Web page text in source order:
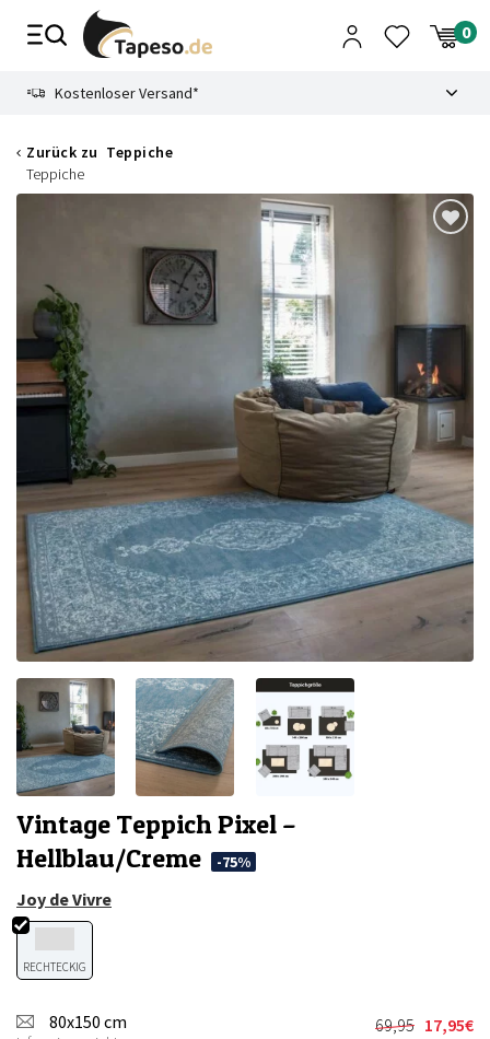
Zusammenbruch
Kostenloser Versand*
Zurück zu Teppiche
Teppiche
Vintage Teppich Pixel –
Hellblau/Creme
-75%
Joy de Vivre
RECHTECKIG
80x150 cm 69,95 17,95€